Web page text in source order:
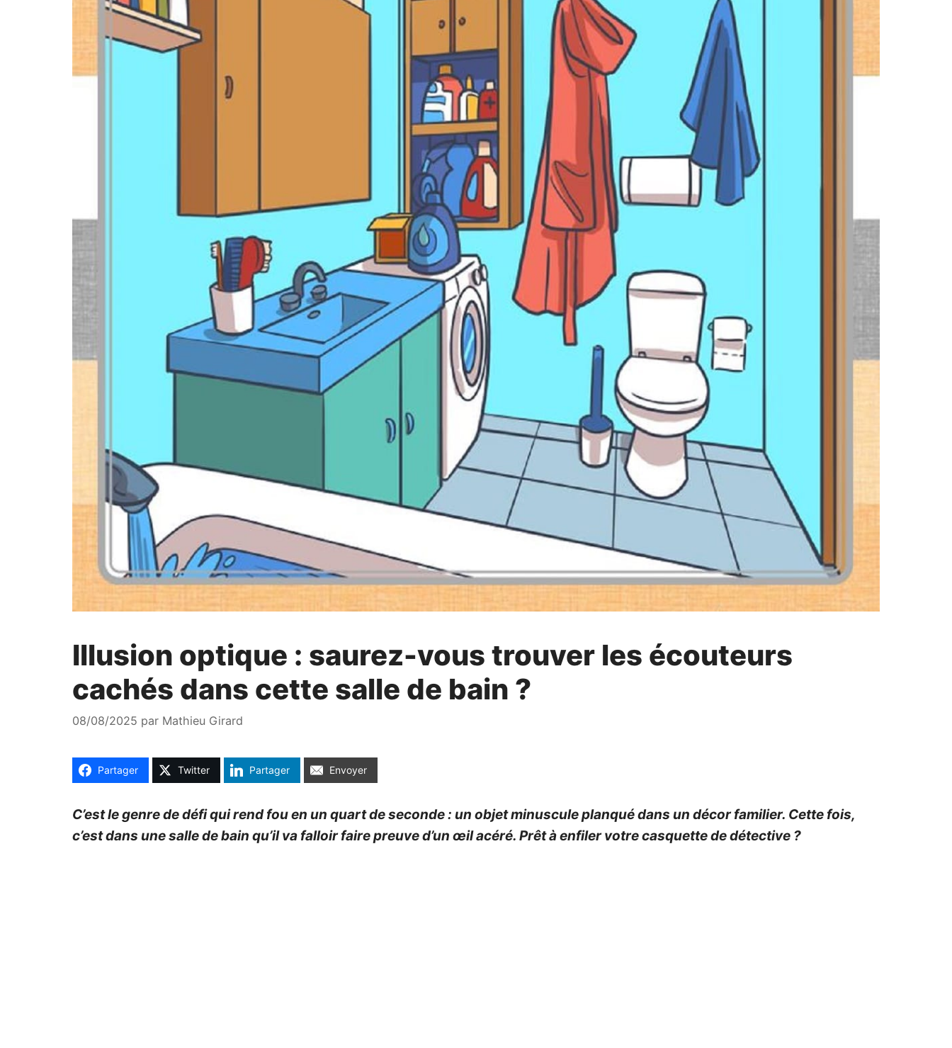
Illusion optique : saurez-vous trouver les écouteurs
cachés dans cette salle de bain ?
08/08/2025 par Mathieu Girard
Partager Twitter Partager Envoyer
C’est le genre de défi qui rend fou en un quart de seconde : un objet minuscule planqué dans un décor familier. Cette fois,
c’est dans une salle de bain qu’il va falloir faire preuve d’un œil acéré. Prêt à enfiler votre casquette de détective ?